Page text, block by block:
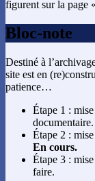
figurent sur la page «
Bloc-note
Destiné à
site est en
patience…
Étape 1 :
Étape 2 :
En cours.
Étape 3 :
faire.